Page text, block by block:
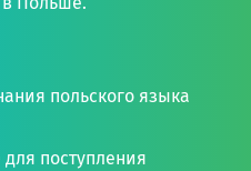
польского языка
поступления